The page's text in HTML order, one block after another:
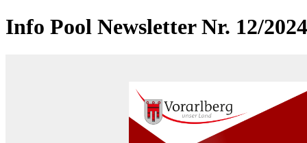
Info Pool Newsletter Nr. 12/2024